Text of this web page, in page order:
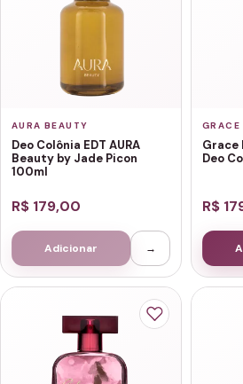
AURA BEAUTY
Deo Colônia EDT AURA
Beauty by Jade Picon
100ml
R$ 179,00
Adicionar →
GRACE
Grace
Deo
R$